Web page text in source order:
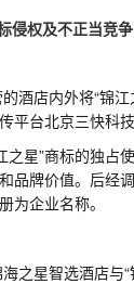
侵权及不正当竞争
酒店内外将“锦
平台北京三快科
之星”商标的独占
品牌价值。后经
为企业名称。
之星智选酒店与